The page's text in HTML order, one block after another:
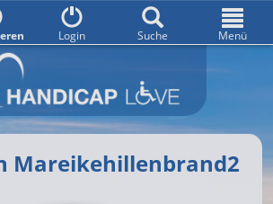
Mareikehillenbrand2
Login Suche Menü